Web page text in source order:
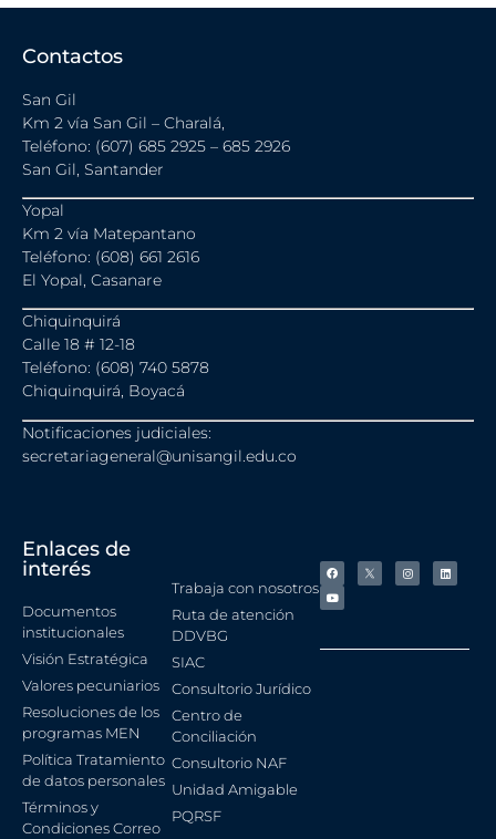
Contactos
San Gil
Km 2 vía San Gil – Charalá,
Teléfono: (607) 685 2925 – 685 2926
San Gil, Santander
Yopal
Km 2 vía Matepantano
Teléfono: (608) 661 2616
El Yopal, Casanare
Chiquinquirá
Calle 18 # 12-18
Teléfono: (608) 740 5878
Chiquinquirá, Boyacá
Notificaciones judiciales:
secretariageneral@unisangil.edu.co
Enlaces de
interés
Documentos
institucionales
Visión Estratégica
Valores pecuniarios
Resoluciones de los
programas MEN
Política Tratamiento
de datos personales
Términos y
Condiciones Correo
Trabaja con nosotros
Ruta de atención
DDVBG
SIAC
Consultorio Jurídico
Centro de
Conciliación
Consultorio NAF
Unidad Amigable
PQRSF